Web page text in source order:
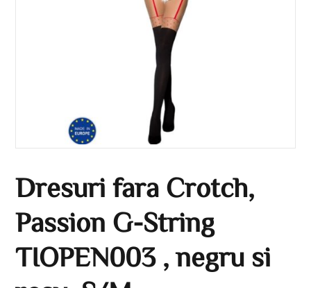
Dresuri fara Crotch,
Passion G-String
TIOPEN003 , negru si